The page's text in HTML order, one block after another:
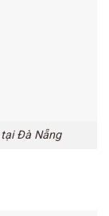
Đà Nẵng